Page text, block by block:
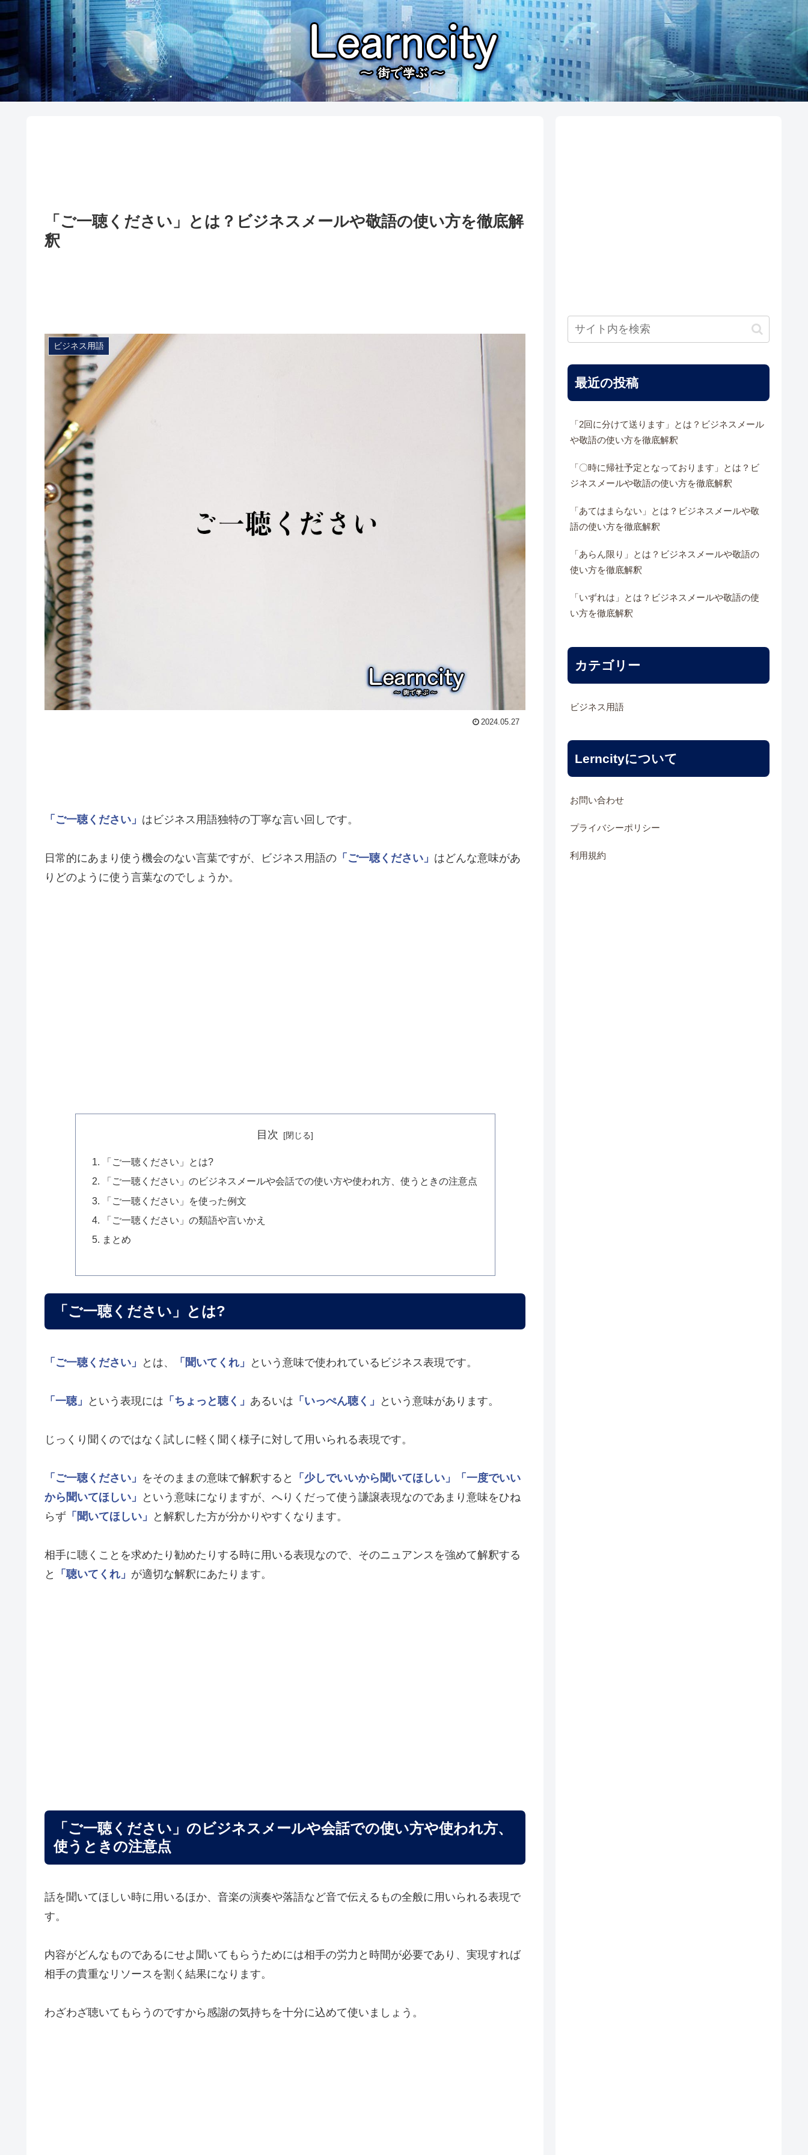
「ご一聴ください」とは？ビジネスメールや敬語の使い方を徹底解
釈
ビジネス用語
2024.05.27
「ご一聴ください」 はビジネス用語独特の丁寧な言い回しです。
日常的にあまり使う機会のない言葉ですが、ビジネス用語の 「ご一聴ください」 はどんな意味があ
りどのように使う言葉なのでしょうか。
目次
「ご一聴ください」とは?
「ご一聴ください」のビジネスメールや会話での使い方や使われ方、使うときの注意点
「ご一聴ください」を使った例文
「ご一聴ください」の類語や言いかえ
まとめ
「ご一聴ください」とは?
「ご一聴ください」 とは、 「聞いてくれ」 という意味で使われているビジネス表現です。
「一聴」 という表現には 「ちょっと聴く」 あるいは 「いっぺん聴く」 という意味があります。
じっくり聞くのではなく試しに軽く聞く様子に対して用いられる表現です。
「ご一聴ください」 をそのままの意味で解釈すると 「少しでいいから聞いてほしい」
「一度でいい
から聞いてほしい」
という意味になりますが、へりくだって使う謙譲表現なのであまり意味をひね
らず 「聞いてほしい」 と解釈した方が分かりやすくなります。
相手に聴くことを求めたり勧めたりする時に用いる表現なので、そのニュアンスを強めて解釈する
と
「聴いてくれ」 が適切な解釈にあたります。
「ご一聴ください」のビジネスメールや会話での使い方や使われ方、
使うときの注意点
話を聞いてほしい時に用いるほか、音楽の演奏や落語など音で伝えるもの全般に用いられる表現で
す。
内容がどんなものであるにせよ聞いてもらうためには相手の労力と時間が必要であり、実現すれば
相手の貴重なリソースを割く結果になります。
わざわざ聴いてもらうのですから感謝の気持ちを十分に込めて使いましょう。
最近の投稿
「2回に分けて送ります」とは？ビジネスメール
や敬語の使い方を徹底解釈
「〇時に帰社予定となっております」とは？ビ
ジネスメールや敬語の使い方を徹底解釈
「あてはまらない」とは？ビジネスメールや敬
語の使い方を徹底解釈
「あらん限り」とは？ビジネスメールや敬語の
使い方を徹底解釈
「いずれは」とは？ビジネスメールや敬語の使
い方を徹底解釈
カテゴリー
ビジネス用語
Lerncityについて
お問い合わせ
プライバシーポリシー
利用規約